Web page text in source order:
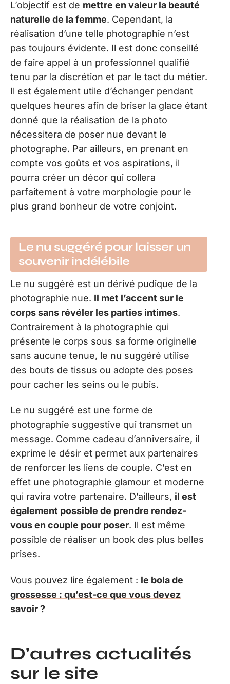
L’objectif est de mettre en valeur la beauté
naturelle de la femme. Cependant, la
réalisation d’une telle photographie n’est
pas toujours évidente. Il est donc conseillé
de faire appel à un professionnel qualifié
tenu par la discrétion et par le tact du métier.
Il est également utile d’échanger pendant
quelques heures afin de briser la glace étant
donné que la réalisation de la photo
nécessitera de poser nue devant le
photographe. Par ailleurs, en prenant en
compte vos goûts et vos aspirations, il
pourra créer un décor qui collera
parfaitement à votre morphologie pour le
plus grand bonheur de votre conjoint.
Le nu suggéré pour laisser un
souvenir indélébile
Le nu suggéré est un dérivé pudique de la
photographie nue. Il met l’accent sur le
corps sans révéler les parties intimes.
Contrairement à la photographie qui
présente le corps sous sa forme originelle
sans aucune tenue, le nu suggéré utilise
des bouts de tissus ou adopte des poses
pour cacher les seins ou le pubis.
Le nu suggéré est une forme de
photographie suggestive qui transmet un
message. Comme cadeau d’anniversaire, il
exprime le désir et permet aux partenaires
de renforcer les liens de couple. C’est en
effet une photographie glamour et moderne
qui ravira votre partenaire. D’ailleurs, il est
également possible de prendre rendez-
vous en couple pour poser. Il est même
possible de réaliser un book des plus belles
prises.
Vous pouvez lire également : le bola de
grossesse : qu’est-ce que vous devez
savoir ?
D'autres actualités
sur le site